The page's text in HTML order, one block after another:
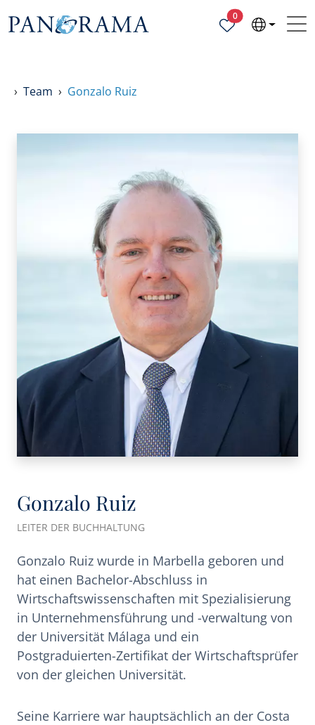
0Ausgewählte
Team Gonzalo Ruiz
Gonzalo Ruiz
LEITER DER BUCHHALTUNG
Gonzalo Ruiz wurde in Marbella geboren und
hat einen Bachelor-Abschluss in
Wirtschaftswissenschaften mit Spezialisierung
in Unternehmensführung und -verwaltung von
der Universität Málaga und ein
Postgraduierten-Zertifikat der Wirtschaftsprüfer
von der gleichen Universität.
Seine Karriere war hauptsächlich an der Costa